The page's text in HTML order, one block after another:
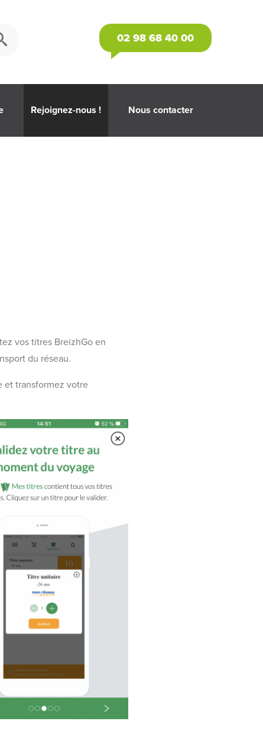
02 98 68 40 00
Rejoignez-nous ! Nous contacter
vos titres BreizhGo en
du réseau.
et transformez votre